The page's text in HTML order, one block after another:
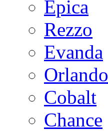
Epica
Rezzo
Evanda
Orlando
Cobalt
Chance